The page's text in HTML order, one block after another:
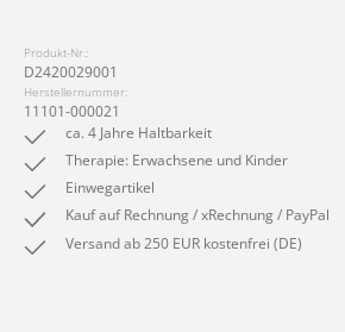
Produkt-Nr.:
D2420029001
Herstellernummer:
11101-000021
ca. 4 Jahre Haltbarkeit
Therapie: Erwachsene und Kinder
Einwegartikel
Kauf auf Rechnung / xRechnung / PayPal
Versand ab 250 EUR kostenfrei (DE)